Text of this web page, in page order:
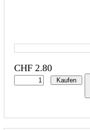
CHF 2.80
Kaufen